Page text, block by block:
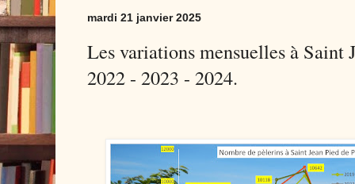
mardi 21 janvier 2025
Les variations mensuelles à Saint
2022 - 2023 - 2024.